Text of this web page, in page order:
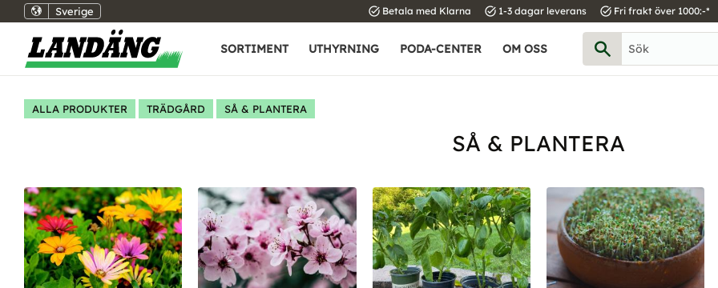
Sverige task_alt Betala med Klarna task_alt 1-3 dagar leverans task_alt Fri frakt över 1000:-*
SORTIMENT UTHYRNING PODA-CENTER OM OSS
ALLA PRODUKTER TRÄDGÅRD SÅ & PLANTERA
SÅ & PLANTERA